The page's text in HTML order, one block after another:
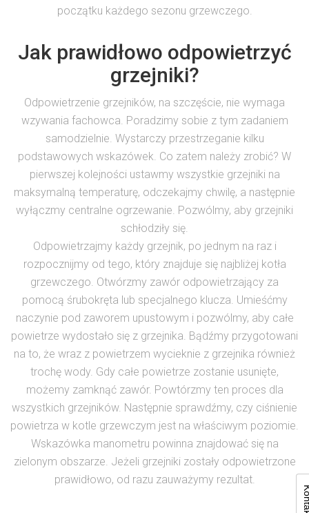
początku każdego sezonu grzewczego.
Jak prawidłowo odpowietrzyć
grzejniki?
Odpowietrzenie grzejników, na szczęście, nie wymaga
wzywania fachowca. Poradzimy sobie z tym zadaniem
samodzielnie. Wystarczy przestrzeganie kilku
podstawowych wskazówek. Co zatem należy zrobić? W
pierwszej kolejności ustawmy wszystkie grzejniki na
maksymalną temperaturę, odczekajmy chwilę, a następnie
wyłączmy centralne ogrzewanie. Pozwólmy, aby grzejniki
schłodziły się.
Odpowietrzajmy każdy grzejnik, po jednym na raz i
rozpocznijmy od tego, który znajduje się najbliżej kotła
grzewczego. Otwórzmy zawór odpowietrzający za
pomocą śrubokręta lub specjalnego klucza. Umieśćmy
naczynie pod zaworem upustowym i pozwólmy, aby całe
powietrze wydostało się z grzejnika. Bądźmy przygotowani
na to, że wraz z powietrzem wycieknie z grzejnika również
trochę wody. Gdy całe powietrze zostanie usunięte,
możemy zamknąć zawór. Powtórzmy ten proces dla
wszystkich grzejników. Następnie sprawdźmy, czy ciśnienie
powietrza w kotle grzewczym jest na właściwym poziomie.
Wskazówka manometru powinna znajdować się na
zielonym obszarze. Jeżeli grzejniki zostały odpowietrzone
prawidłowo, od razu zauważymy rezultat.